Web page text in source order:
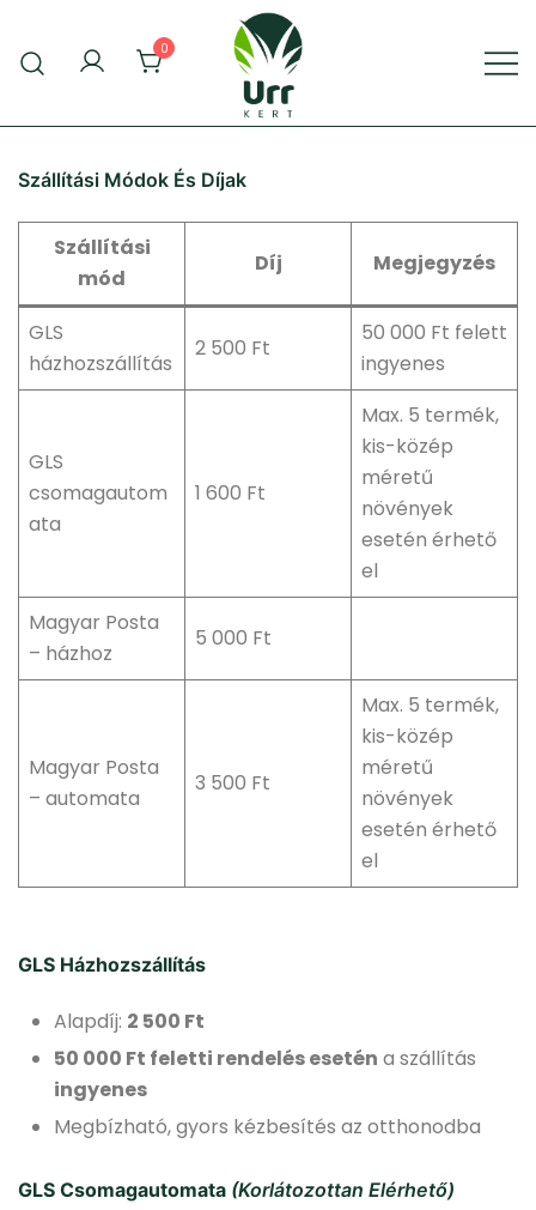
0
Szállítási Módok És Díjak
Szállítási
mód
Díj Megjegyzés
GLS
házhozszállítás
2 500 Ft
50 000 Ft felett
ingyenes
GLS
csomagautom
ata
1 600 Ft
Max. 5 termék,
kis-közép
méretű
növények
esetén érhető
el
Magyar Posta
– házhoz
5 000 Ft
Magyar Posta
– automata
3 500 Ft
Max. 5 termék,
kis-közép
méretű
növények
esetén érhető
el
GLS Házhozszállítás
Alapdíj: 2 500 Ft
50 000 Ft feletti rendelés esetén a szállítás
ingyenes
Megbízható, gyors kézbesítés az otthonodba
GLS Csomagautomata (korlátozottan Elérhető)